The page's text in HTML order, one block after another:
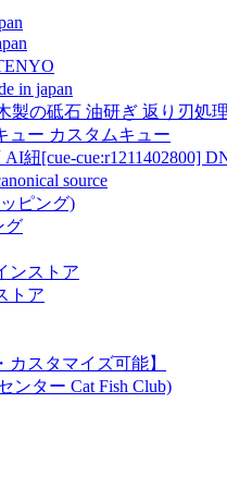
in japan
製の砥石 油研ぎ 返り刃処理
ュー カスタムキュー
紐[cue-cue:r1211402800]
source
ピング)
グ
ンストア
トア
スタマイズ可能】
ンター Cat Fish Club)